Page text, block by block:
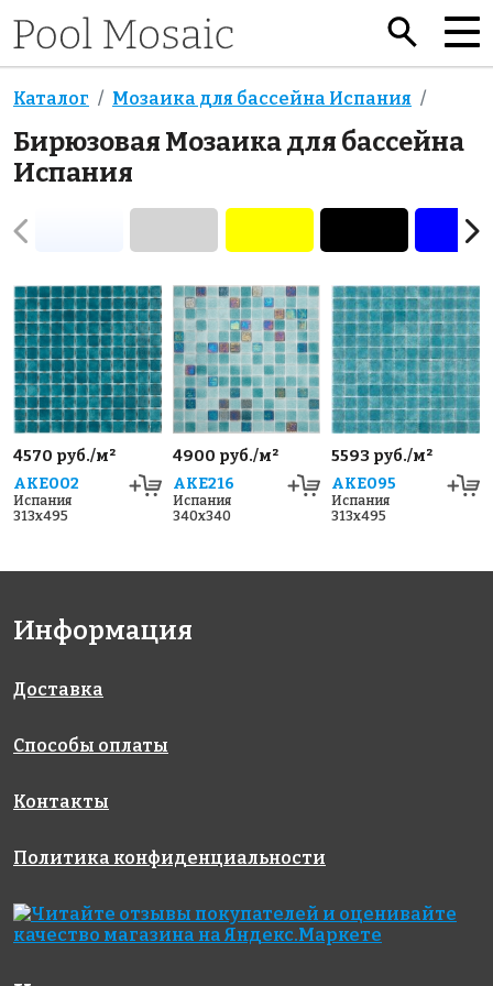
Каталог Мозаика для бассейна Испания
Бирюзовая Мозаика для бассейна
Испания
4570 руб./м²
AKE002
Испания
313x495
4900 руб./м²
AKE216
Испания
340x340
5593 руб./м²
AKE095
Испания
313x495
Информация
Доставка
Способы оплаты
Контакты
Политика конфиденциальности